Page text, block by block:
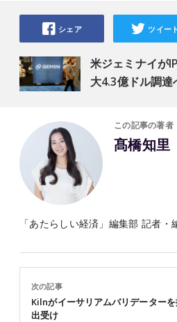
米ジェミナイが
大4.3億ドル調達
シェア ツイート
この記事の著者
髙橋知里
「あたらしい経済」編集部 記者・
次の記事
Kilnがイーサリアムバリデーター
出受け